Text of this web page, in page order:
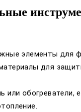
элементы для
для
или обогреватели,